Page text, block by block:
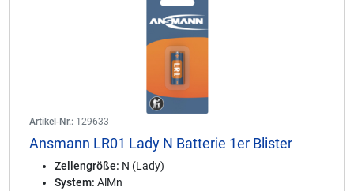
Artikel-Nr.: 129633
Ansmann LR01 Lady N Batterie 1er Blister
Zellengröße: N (Lady)
System: AlMn